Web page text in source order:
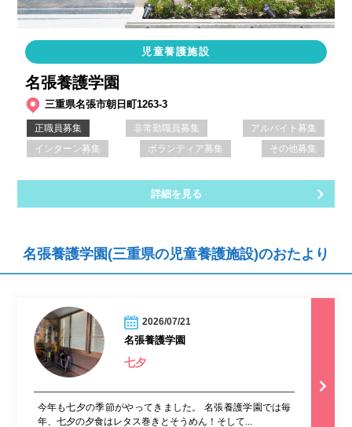
児童養護施設
名張養護学園
三重県名張市朝日町1263-3
正職員募集 非常勤職員募集
アルバイト募集
インターン募集
ボランティア募集 その他募集
詳細を見る
名張養護学園(三重県の児童養護施設)のおたより
2026/07/21
名張養護学園
七夕
今年も七夕の季節がやってきました。 名張養護学園では毎
年、七夕の夕食はレタス巻きとそうめん！そして...